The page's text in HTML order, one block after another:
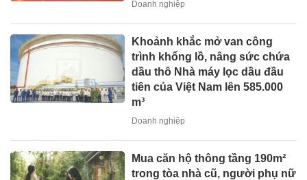
Doanh nghiệp
Khoảnh khắc mở van công
trình khổng lồ, nâng sức chứa
dầu thô Nhà máy lọc dầu đầu
tiên của Việt Nam lên 585.000
m³
Doanh nghiệp
Mua căn hộ thông tầng 190m²
trong tòa nhà cũ, người phụ nữ